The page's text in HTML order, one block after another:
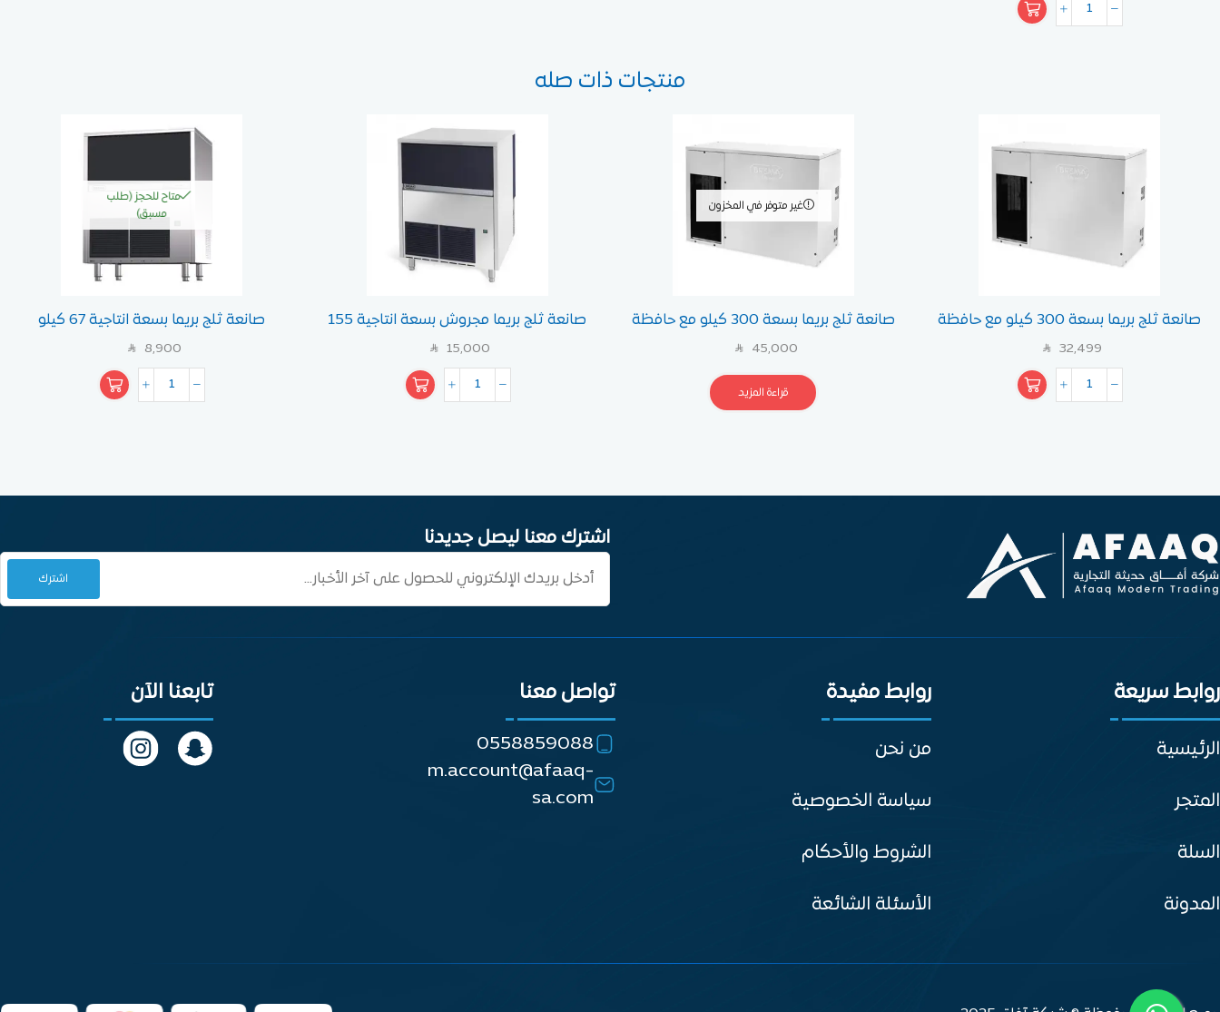
منتجات ذات صله
صانعة ثلج بريما بسعة 300 كيلو مع حافظة
ثلج 350 كيلو
SAR 32,499
غير متوفر في المخزون
صانعة ثلج بريما بسعة 300 كيلو مع حافظة
ثلج 350 كيلو
SAR 45,000
قراءة المزيد
صانعة ثلج بريما مجروش بسعة انتاجية 155
كيلو
SAR 15,000
متاح للحجز (طلب
مسبق)
صانعة ثلج بريما بسعة انتاجية 67 كيلو
SAR 8,900
اشترك معنا ليصل جديدنا
روابط سريعة
الرئيسية
المتجر
السلة
المدونة
روابط مفيدة
من نحن
سياسة الخصوصية
الشروط والأحكام
الأسئلة الشائعة
تواصل معنا
0558859088
m.account@afaaq-
sa.com
تابعنا الآن